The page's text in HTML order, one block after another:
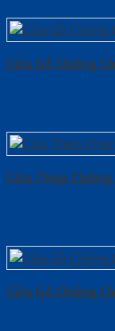
Cửa Gỗ Chống
Cửa Thép
Cửa Gỗ Chống